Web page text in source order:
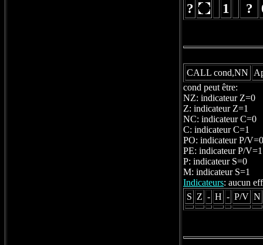
? 1 ?
CALL cond,NN
cond peut être:
NZ: indicateur Z=0
Z: indicateur Z=1
NC: indicateur C=0
C: indicateur C=1
PO: indicateur P/V=0
PE: indicateur P/V=1
P: indicateur S=0
M: indicateur S=1
Indicateurs: aucun
S Z - H - P/V N